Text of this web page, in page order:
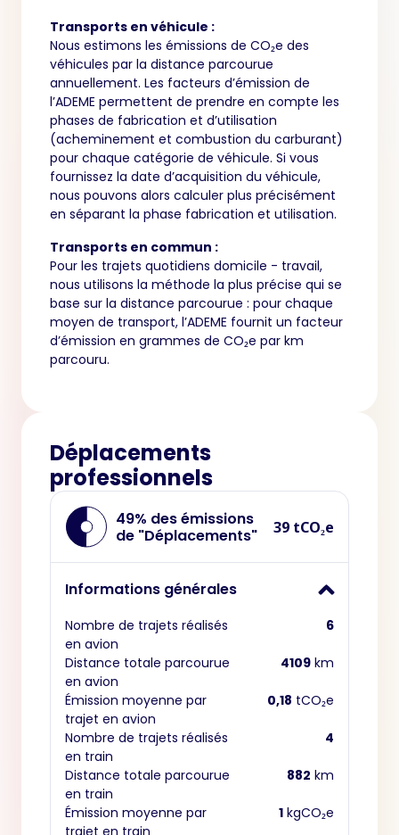
Transports en véhicule :
Nous estimons les émissions de CO₂e des
véhicules par la distance parcourue
annuellement. Les facteurs d’émission de
l’ADEME permettent de prendre en compte les
phases de fabrication et d’utilisation
(acheminement et combustion du carburant)
pour chaque catégorie de véhicule. Si vous
fournissez la date d’acquisition du véhicule,
nous pouvons alors calculer plus précisément
en séparant la phase fabrication et utilisation.
Transports en commun :
Pour les trajets quotidiens domicile - travail,
nous utilisons la méthode la plus précise qui se
base sur la distance parcourue : pour chaque
moyen de transport, l’ADEME fournit un facteur
d’émission en grammes de CO₂e par km
parcouru.
Déplacements
professionnels
49% des émissions
de "Déplacements"
39 tCO₂e
Informations générales
Nombre de trajets réalisés
en avion
6
Distance totale parcourue
en avion
4109 km
Émission moyenne par
trajet en avion
0,18 tCO₂e
Nombre de trajets réalisés
en train
4
Distance totale parcourue
en train
882 km
Émission moyenne par
1 kgCO₂e